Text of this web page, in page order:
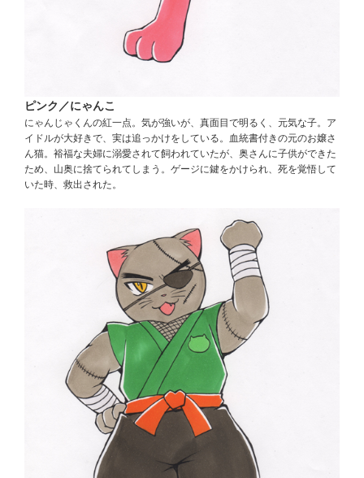
ピンク／にゃんこ
にゃんじゃくんの紅一点。気が強いが、真面目で明るく、元気な子。ア
イドルが大好きで、実は追っかけをしている。血統書付きの元のお嬢さ
ん猫。裕福な夫婦に溺愛されて飼われていたが、奥さんに子供ができた
ため、山奥に捨てられてしまう。ゲージに鍵をかけられ、死を覚悟して
いた時、救出された。